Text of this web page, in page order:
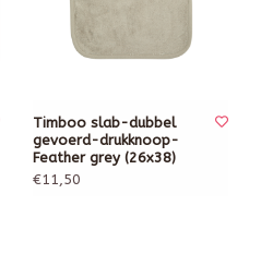
Timboo slab-dubbel
gevoerd-drukknoop-
Feather grey (26x38)
€11,50